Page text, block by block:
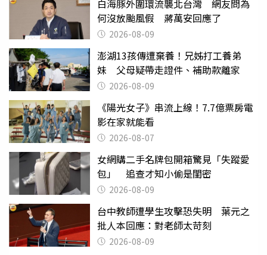
白海豚外圍環流襲北台灣 網友問為
何沒放颱風假 蔣萬安回應了
2026-08-09
澎湖13孩傳遭棄養！兄姊打工養弟
妹 父母疑帶走證件、補助款離家
2026-08-09
《陽光女子》串流上線！7.7億票房電
影在家就能看
2026-08-07
女網購二手名牌包開箱驚見「失蹤愛
包」 追查才知小偷是閨密
2026-08-09
台中教師遭學生攻擊恐失明 葉元之
批人本回應：對老師太苛刻
2026-08-09